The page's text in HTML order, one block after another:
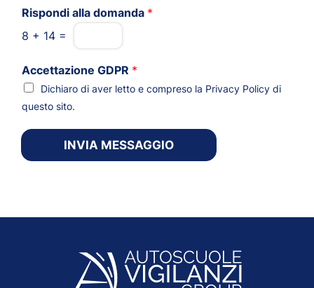
Rispondi alla domanda *
8 + 14 =
Accettazione GDPR *
Dichiaro di aver letto e compreso la Privacy Policy di
questo sito.
INVIA MESSAGGIO